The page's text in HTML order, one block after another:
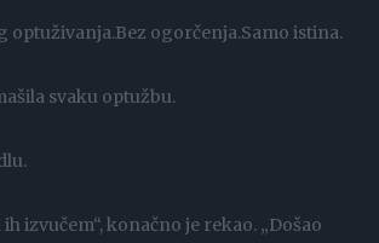
optuživanja.Bez ogorčenja.Samo istina.
svaku optužbu.
ih izvučem“, konačno je rekao. „Došao